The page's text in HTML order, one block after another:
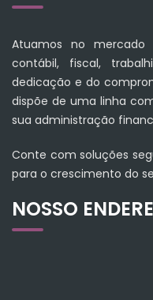
Atuamos no mercado
contábil, fiscal,
dedicação e do
dispõe de uma linha
sua administração
Conte com soluções
para o crescimento do
NOSSO